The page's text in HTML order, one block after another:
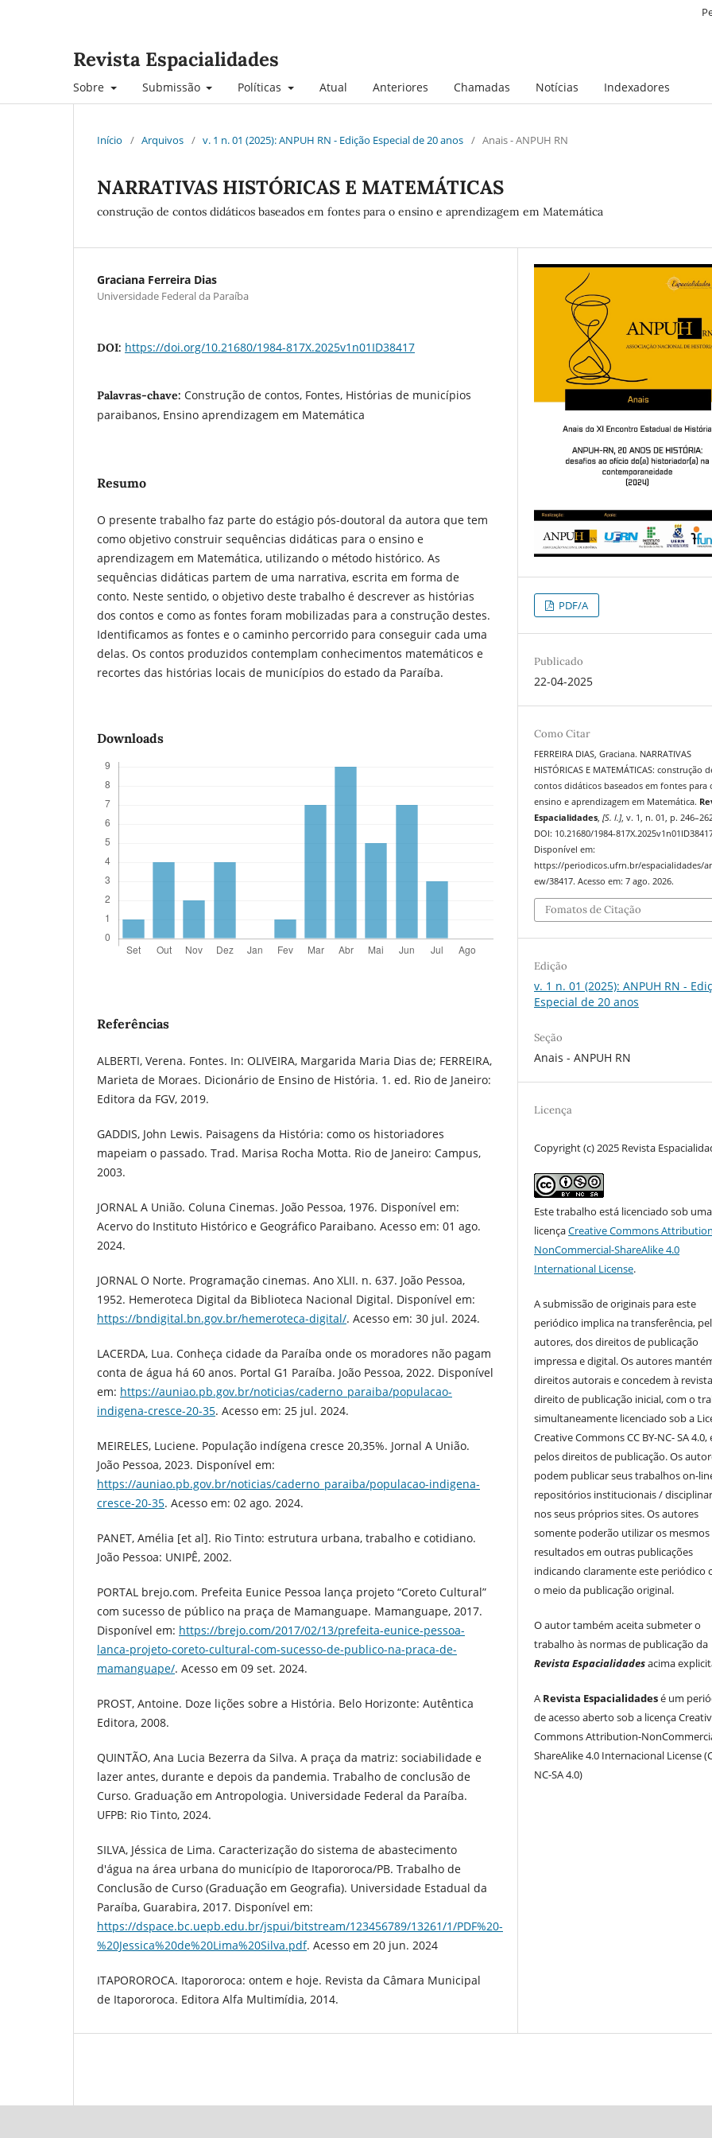
Revista Espacialidades
Sobre Submissão Políticas Atual Anteriores Chamadas Notícias Indexadores
Início / Arquivos / v. 1 n. 01 (2025): ANPUH RN - Edição Especial de 20 anos / Anais - ANPUH RN
NARRATIVAS HISTÓRICAS E MATEMÁTICAS
construção de contos didáticos baseados em fontes para o ensino e aprendizagem em Matemática
Graciana Ferreira Dias
Universidade Federal da Paraíba
DOI: https://doi.org/10.21680/1984-817X.2025v1n01ID38417
Palavras-chave: Construção de contos, Fontes, Histórias de municípios
paraibanos, Ensino aprendizagem em Matemática
Resumo
O presente trabalho faz parte do estágio pós-doutoral da autora que tem
como objetivo construir sequências didáticas para o ensino e
aprendizagem em Matemática, utilizando o método histórico. As
sequências didáticas partem de uma narrativa, escrita em forma de
conto. Neste sentido, o objetivo deste trabalho é descrever as histórias
dos contos e como as fontes foram mobilizadas para a construção destes.
Identificamos as fontes e o caminho percorrido para conseguir cada uma
delas. Os contos produzidos contemplam conhecimentos matemáticos e
recortes das histórias locais de municípios do estado da Paraíba.
Downloads
Referências
ALBERTI, Verena. Fontes. In: OLIVEIRA, Margarida Maria Dias de; FERREIRA,
Marieta de Moraes. Dicionário de Ensino de História. 1. ed. Rio de Janeiro:
Editora da FGV, 2019.
GADDIS, John Lewis. Paisagens da História: como os historiadores
mapeiam o passado. Trad. Marisa Rocha Motta. Rio de Janeiro: Campus,
2003.
JORNAL A União. Coluna Cinemas. João Pessoa, 1976. Disponível em:
Acervo do Instituto Histórico e Geográfico Paraibano. Acesso em: 01 ago.
2024.
JORNAL O Norte. Programação cinemas. Ano XLII. n. 637. João Pessoa,
1952. Hemeroteca Digital da Biblioteca Nacional Digital. Disponível em:
https://bndigital.bn.gov.br/hemeroteca-digital/. Acesso em: 30 jul. 2024.
LACERDA, Lua. Conheça cidade da Paraíba onde os moradores não pagam
conta de água há 60 anos. Portal G1 Paraíba. João Pessoa, 2022. Disponível
em: https://auniao.pb.gov.br/noticias/caderno_paraiba/populacao-
indigena-cresce-20-35. Acesso em: 25 jul. 2024.
MEIRELES, Luciene. População indígena cresce 20,35%. Jornal A União.
João Pessoa, 2023. Disponível em:
https://auniao.pb.gov.br/noticias/caderno_paraiba/populacao-indigena-
cresce-20-35. Acesso em: 02 ago. 2024.
PANET, Amélia [et al]. Rio Tinto: estrutura urbana, trabalho e cotidiano.
João Pessoa: UNIPÊ, 2002.
PORTAL brejo.com. Prefeita Eunice Pessoa lança projeto “Coreto Cultural”
com sucesso de público na praça de Mamanguape. Mamanguape, 2017.
Disponível em: https://brejo.com/2017/02/13/prefeita-eunice-pessoa-
lanca-projeto-coreto-cultural-com-sucesso-de-publico-na-praca-de-
mamanguape/. Acesso em 09 set. 2024.
PROST, Antoine. Doze lições sobre a História. Belo Horizonte: Autêntica
Editora, 2008.
QUINTÃO, Ana Lucia Bezerra da Silva. A praça da matriz: sociabilidade e
lazer antes, durante e depois da pandemia. Trabalho de conclusão de
Curso. Graduação em Antropologia. Universidade Federal da Paraíba.
UFPB: Rio Tinto, 2024.
SILVA, Jéssica de Lima. Caracterização do sistema de abastecimento
d'água na área urbana do município de Itapororoca/PB. Trabalho de
Conclusão de Curso (Graduação em Geografia). Universidade Estadual da
Paraíba, Guarabira, 2017. Disponível em:
https://dspace.bc.uepb.edu.br/jspui/bitstream/123456789/13261/1/PDF%20-
%20Jessica%20de%20Lima%20Silva.pdf. Acesso em 20 jun. 2024
ITAPOROROCA. Itapororoca: ontem e hoje. Revista da Câmara Municipal
de Itapororoca. Editora Alfa Multimídia, 2014.
PDF/A
Publicado
22-04-2025
Como Citar
FERREIRA DIAS, Graciana. NARRATIVAS
HISTÓRICAS E MATEMÁTICAS: construção
contos didáticos baseados em fontes para
ensino e aprendizagem em Matemática.
Espacialidades,[S. l.], v. 1, n. 01, p.
DOI: 10.21680/1984-
Disponível em:
https://periodicos.ufrn.br/espacialidades/
ew/38417. Acesso em: 7 ago. 2026.
Fomatos de Citação
Edição
v. 1 n. 01 (2025): ANPUH RN -
Especial de 20 anos
Seção
Anais - ANPUH RN
Licença
Copyright (c) 2025 Revista
Este trabalho está licenciado sob uma
licençaCreative Commons
NonCommercial-ShareAlike 4.0
International License.
A submissão de originais para este
periódico implica na transferência,
autores, dos direitos de publicação
impressa e digital. Os autores
direitos autorais e concedem à
direito de publicação inicial, com o
simultaneamente licenciado sob a
Creative Commons CC BY-NC- SA 4.0,
pelos direitos de publicação. Os
podem publicar seus trabalhos on-
repositórios institucionais /
nos seus próprios sites. Os autores
somente poderão utilizar os mesmos
resultados em outras publicações
indicando claramente este periódico
o meio da publicação original.
O autor também aceita submeter o
trabalho às normas de publicação da
Revista Espacialidadesacima
A Revista Espacialidadesé um
de acesso aberto sob a licença
Commons Attribution-
ShareAlike 4.0 Internacional License
NC-SA 4.0)